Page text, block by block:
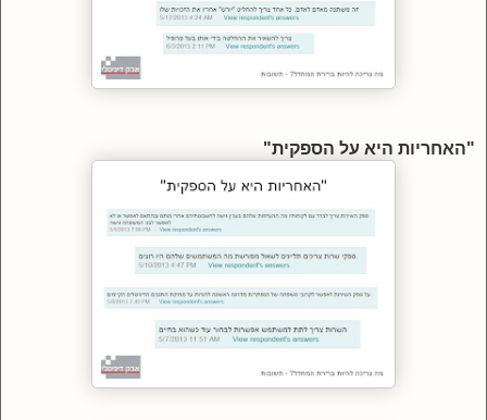
"האחריות היא על הספקית"